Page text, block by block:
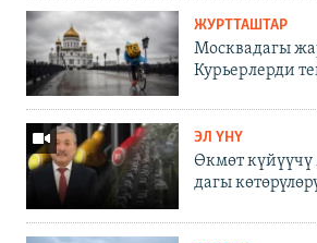
ЖУРТТАШТАР
Москвадагы
Курьерлерди
ЭЛ ҮНҮ
Өкмөт
дагы